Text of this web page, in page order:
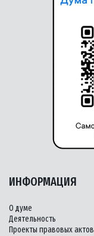
ИНФОРМАЦИЯ
О думе
Деятельность
Проекты правовых актов